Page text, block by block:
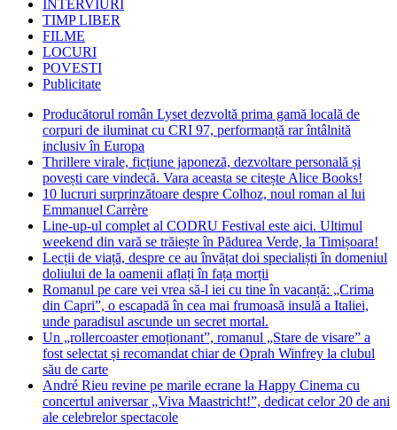
INTERVIURI
TIMP LIBER
FILME
LOCURI
POVESTI
Publicitate
Producătorul român Lyset dezvoltă prima gamă locală de
corpuri de iluminat cu CRI 97, performanță rar întâlnită
inclusiv în Europa
Thrillere virale, ficțiune japoneză, dezvoltare personală și
povești care vindecă. Vara aceasta se citește Alice Books!
10 lucruri surprinzătoare despre Colhoz, noul roman al lui
Emmanuel Carrère
Line-up-ul complet al CODRU Festival este aici. Ultimul
weekend din vară se trăiește în Pădurea Verde, la Timișoara!
Lecții de viață, despre ce au învățat doi specialiști în domeniul
doliului de la oamenii aflați în fața morții
Romanul pe care vei vrea să-l iei cu tine în vacanță: „Crima
din Capri”, o escapadă în cea mai frumoasă insulă a Italiei,
unde paradisul ascunde un secret mortal.
Un „rollercoaster emoționant”, romanul „Stare de visare” a
fost selectat și recomandat chiar de Oprah Winfrey la clubul
său de carte
André Rieu revine pe marile ecrane la Happy Cinema cu
concertul aniversar „Viva Maastricht!”, dedicat celor 20 de ani
ale celebrelor spectacole